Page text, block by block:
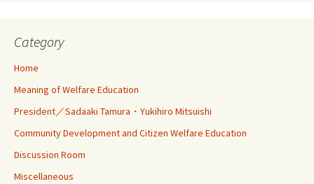
Category
Home
Meaning of Welfare Education
President／Sadaaki Tamura・Yukihiro Mitsuishi
Community Development and Citizen Welfare Education
Discussion Room
Miscellaneous